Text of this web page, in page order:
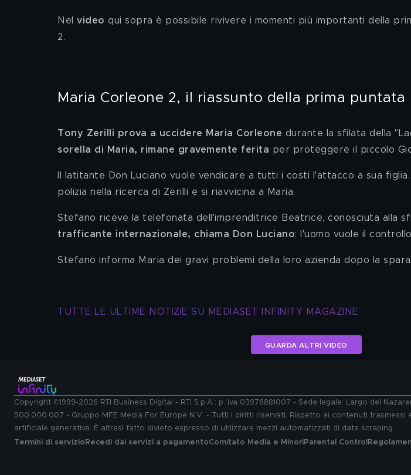
Nel video qui sopra è possibile rivivere i momenti più importanti della
2.
Maria Corleone 2, il riassunto della prima puntata
Tony Zerilli prova a uccidere Maria Corleone durante la sfilata della
sorella di Maria, rimane gravemente ferita per proteggere il piccolo
Il latitante Don Luciano vuole vendicare a tutti i costi l'attacco a sua figlia.
polizia nella ricerca di Zerilli e si riavvicina a Maria.
Stefano riceve la telefonata dell'imprenditrice Beatrice, conosciuta alla
trafficante internazionale, chiama Don Luciano: l'uomo vuole il
Stefano informa Maria dei gravi problemi della loro azienda dopo la
TUTTE LE ULTIME NOTIZIE SU MEDIASET INFINITY MAGAZINE
GUARDA ALTRI VIDEO
Copyright ©1999-2026 RTI Business Digital - RTI S.p.A.: p. iva 03976881007 - Sede legale: Largo del
500.000.007 - Gruppo MFE Media For Europe N.V. - Tutti i diritti riservati. Rispetto ai contenuti
artificiale generativa. È altresì fatto divieto espresso di utilizzare mezzi automatizzati di data scraping.
Termini di servizio Recedi dai servizi a pagamentoComitato Media e MinoriParental Control